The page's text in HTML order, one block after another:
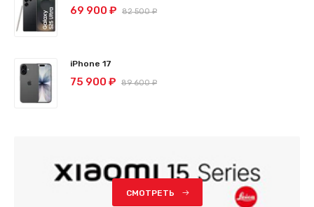
69 900 ₽ 82 500 ₽
iPhone 17
75 900 ₽ 89 600 ₽
СМОТРЕТЬ